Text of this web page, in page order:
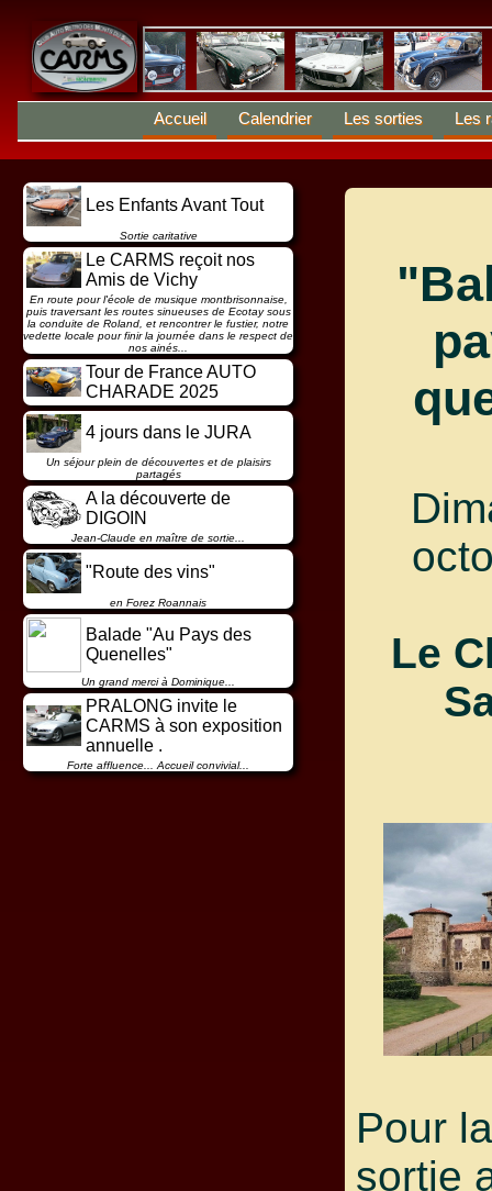
Accueil Calendrier Les sorties Les
Le
Pour
sortie
Les Enfants Avant Tout
Sortie caritative
Le CARMS reçoit nos
Amis de Vichy
En route pour l'école de musique montbrisonnaise,
puis traversant les routes sinueuses de Ecotay sous
la conduite de Roland, et rencontrer le fustier, notre
vedette locale pour finir la journée dans le respect de
nos ainés...
Tour de France AUTO
CHARADE 2025
4 jours dans le JURA
Un séjour plein de découvertes et de plaisirs
partagés
A la découverte de
DIGOIN
Jean-Claude en maître de sortie...
"Route des vins"
en Forez Roannais
Balade "Au Pays des
Quenelles"
Un grand merci à Dominique...
PRALONG invite le
CARMS à son exposition
annuelle .
Forte affluence... Accueil convivial...